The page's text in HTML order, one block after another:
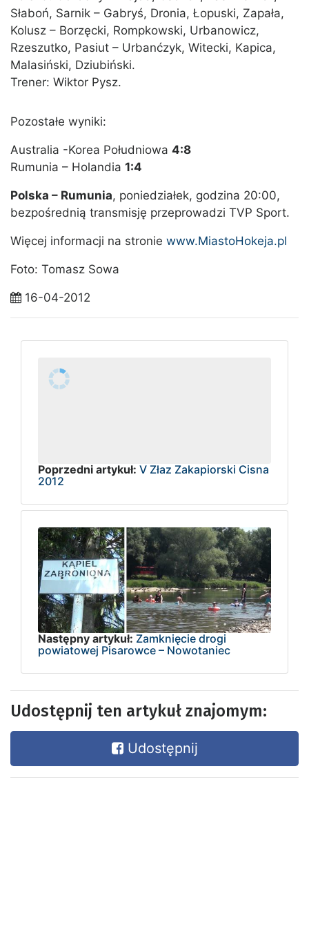
Słaboń, Sarnik – Gabryś, Dronia, Łopuski, Zapała,
Kolusz – Borzęcki, Rompkowski, Urbanowicz,
Rzeszutko, Pasiut – Urbanćzyk, Witecki, Kapica,
Malasiński, Dziubiński.
Trener: Wiktor Pysz.
Pozostałe wyniki:
Australia -Korea Południowa 4:8
Rumunia – Holandia 1:4
Polska – Rumunia, poniedziałek, godzina 20:00,
bezpośrednią transmisję przeprowadzi TVP Sport.
Więcej informacji na stronie www.MiastoHokeja.pl
Foto: Tomasz Sowa
16-04-2012
Poprzedni artykuł: V Złaz Zakapiorski Cisna
2012
Następny artykuł: Zamknięcie drogi
powiatowej Pisarowce – Nowotaniec
Udostępnij ten artykuł znajomym:
Udostępnij